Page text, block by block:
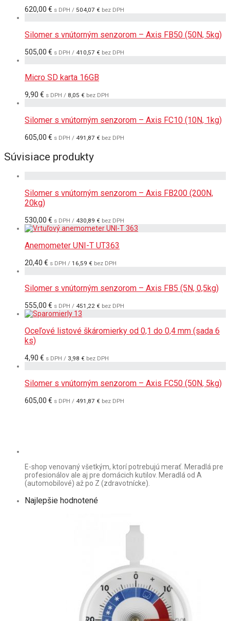
620,00 € s DPH / 504,07 € bez DPH
Silomer s vnútorným senzorom – Axis FB50 (50N, 5kg)
505,00 € s DPH / 410,57 € bez DPH
Micro SD karta 16GB
9,90 € s DPH / 8,05 € bez DPH
Silomer s vnútorným senzorom – Axis FC10 (10N, 1kg)
605,00 € s DPH / 491,87 € bez DPH
Súvisiace produkty
Silomer s vnútorným senzorom – Axis FB200 (200N,
20kg)
530,00 € s DPH / 430,89 € bez DPH
Anemometer UNI-T UT363
20,40 € s DPH / 16,59 € bez DPH
Silomer s vnútorným senzorom – Axis FB5 (5N, 0,5kg)
555,00 € s DPH / 451,22 € bez DPH
Oceľové listové škáromierky od 0,1 do 0,4 mm (sada 6
ks)
4,90 € s DPH / 3,98 € bez DPH
Silomer s vnútorným senzorom – Axis FC50 (50N, 5kg)
605,00 € s DPH / 491,87 € bez DPH
E-shop venovaný všetkým, ktorí potrebujú merať. Meradlá pre
profesionálov ale aj pre domácich kutilov. Meradlá od A
(automobilové) až po Z (zdravotnícke).
Najlepšie hodnotené